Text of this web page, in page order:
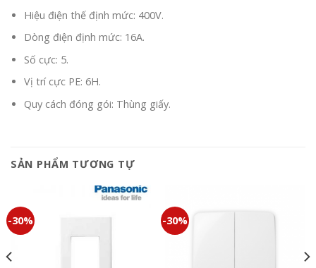
Hiệu điện thế định mức: 400V.
Dòng điện định mức: 16A.
Số cực: 5.
Vị trí cực PE: 6H.
Quy cách đóng gói: Thùng giấy.
SẢN PHẨM TƯƠNG TỰ
-30% -30%